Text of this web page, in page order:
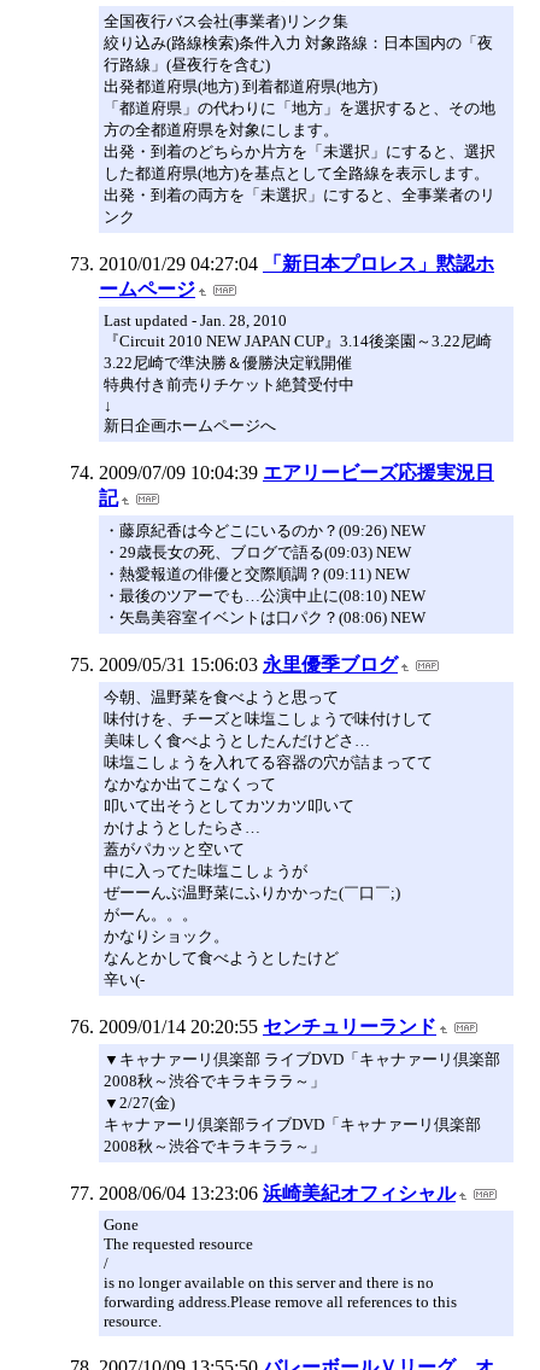
全国夜行バス会社(事業者)リンク集
絞り込み(路線検索)条件入力 対象路線：日本国内の「夜
行路線」(昼夜行を含む)
出発都道府県(地方) 到着都道府県(地方)
「都道府県」の代わりに「地方」を選択すると、その地
方の全都道府県を対象にします。
出発・到着のどちらか片方を「未選択」にすると、選択
した都道府県(地方)を基点として全路線を表示します。
出発・到着の両方を「未選択」にすると、全事業者のリ
ンク
2010/01/29 04:27:04
「新日本プロレス」黙認ホ
ームページ
Last updated - Jan. 28, 2010
『Circuit 2010 NEW JAPAN CUP』3.14後楽園～3.22尼崎
3.22尼崎で準決勝＆優勝決定戦開催
特典付き前売りチケット絶賛受付中
↓
新日企画ホームページへ
2009/07/09 10:04:39 エアリービーズ応援実況日
記
・藤原紀香は今どこにいるのか？(09:26) NEW
・29歳長女の死、ブログで語る(09:03) NEW
・熱愛報道の俳優と交際順調？(09:11) NEW
・最後のツアーでも…公演中止に(08:10) NEW
・矢島美容室イベントは口パク？(08:06) NEW
2009/05/31 15:06:03 永里優季ブログ
今朝、温野菜を食べようと思って
味付けを、チーズと味塩こしょうで味付けして
美味しく食べようとしたんだけどさ…
味塩こしょうを入れてる容器の穴が詰まってて
なかなか出てこなくって
叩いて出そうとしてカツカツ叩いて
かけようとしたらさ…
蓋がパカッと空いて
中に入ってた味塩こしょうが
ぜーーんぶ温野菜にふりかかった(￣口￣;)
がーん。。。
かなりショック。
なんとかして食べようとしたけど
辛い(-
2009/01/14 20:20:55 センチュリーランド
▼キャナァーリ倶楽部 ライブDVD「キャナァーリ倶楽部
2008秋～渋谷でキラキララ～」
▼2/27(金)
キャナァーリ倶楽部ライブDVD「キャナァーリ倶楽部
2008秋～渋谷でキラキララ～」
2008/06/04 13:23:06 浜崎美紀オフィシャル
Gone
The requested resource
/
is no longer available on this server and there is no
forwarding address.Please remove all references to this
resource.